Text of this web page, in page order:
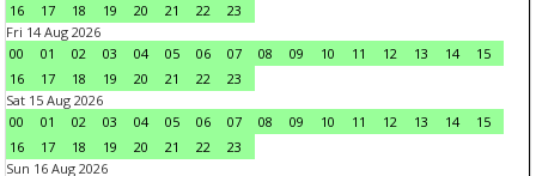
16
17 18 19 20 21 22
23
Fri 14 Aug 2026
00
01 02 03 04 05 06 07 08 09 10 11 12 13 14
15
16
17 18 19 20 21 22
23
Sat 15 Aug 2026
00
01 02 03 04 05 06 07 08 09 10 11 12 13 14
15
16
17 18 19 20 21 22
23
Sun 16 Aug 2026